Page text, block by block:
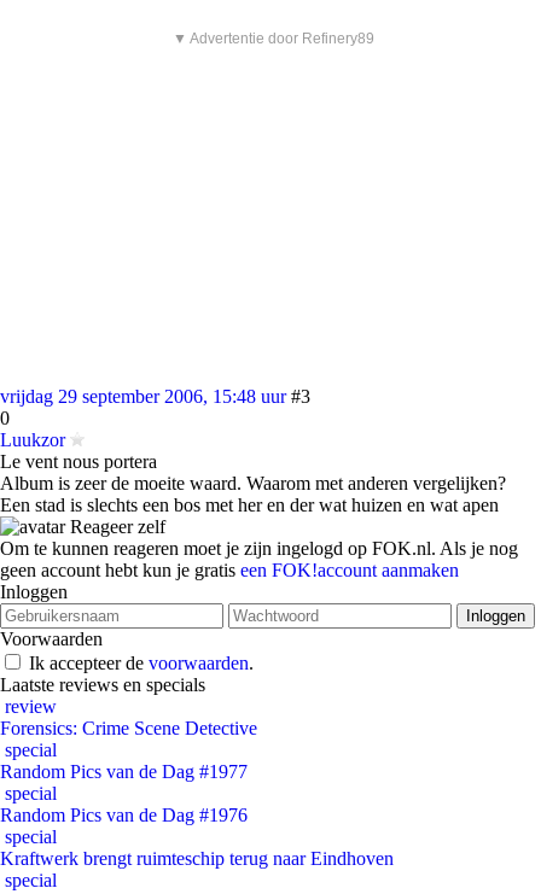
▼ Advertentie door Refinery89
vrijdag 29 september 2006, 15:48 uur #3
0
Luukzor
Le vent nous portera
Album is zeer de moeite waard. Waarom met anderen vergelijken?
Een stad is slechts een bos met her en der wat huizen en wat apen
Reageer zelf
Om te kunnen reageren moet je zijn ingelogd op FOK.nl. Als je nog
geen account hebt kun je gratis een FOK!account aanmaken
Inloggen
Voorwaarden
Ik accepteer de voorwaarden.
Laatste reviews en specials
review
Forensics: Crime Scene Detective
special
Random Pics van de Dag #1977
special
Random Pics van de Dag #1976
special
Kraftwerk brengt ruimteschip terug naar Eindhoven
special